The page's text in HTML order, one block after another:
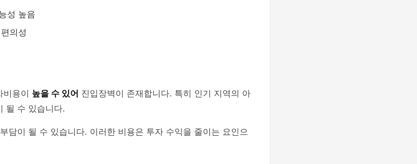
성 높음
의성
비용이 높을 수 있어 진입장벽이 존재합니다. 특히 인기 지역의 아
될 수 있습니다.
담이 될 수 있습니다. 이러한 비용은 투자 수익을 줄이는 요인으